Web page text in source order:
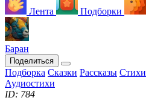
Лента Подборки
Баран
Поделиться
Подборка Сказки Рассказы Стихи
Аудиостихи
ID: 784